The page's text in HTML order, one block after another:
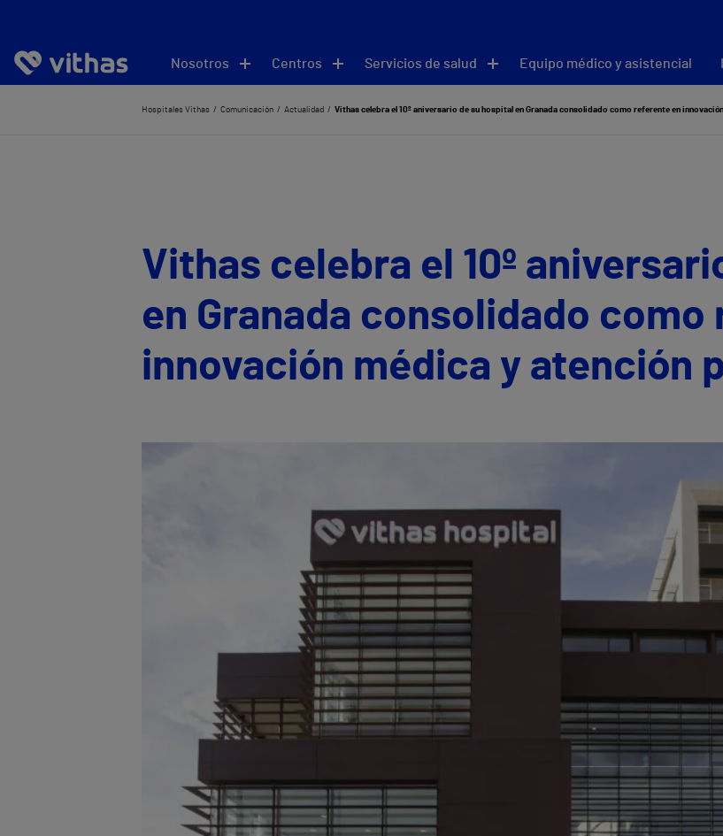
Nosotros Centros Servicios de salud Equipo médico y asistencial
Hospitales Vithas Comunicación Actualidad Vithas celebra el 10º aniversario de su hospital en Granada consolidado como referente en
Vithas celebra el 10º
en Granada consolidado como
innovación médica y atención